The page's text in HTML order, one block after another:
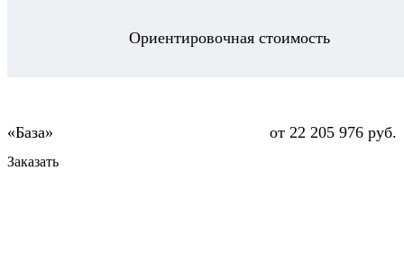
Ориентировочная стоимость
от 22 205 976 руб.
Заказать